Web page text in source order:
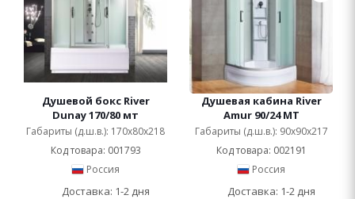
Душевой бокс River
Dunay 170/80 мт
Габариты (д.ш.в.): 170x80x218
Код товара: 001793
Россия
Доставка: 1-2 дня
Душевая кабина River
Amur 90/24 МТ
Габариты (д.ш.в.): 90x90x217
Код товара: 002191
Россия
Доставка: 1-2 дня